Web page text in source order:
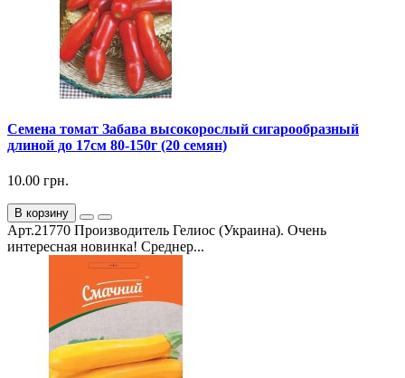
Семена томат Забава высокорослый сигарообразный
длиной до 17см 80-150г (20 семян)
10.00 грн.
В корзину
Арт.21770 Производитель Гелиос (Украина). Очень
интересная новинка! Среднер...